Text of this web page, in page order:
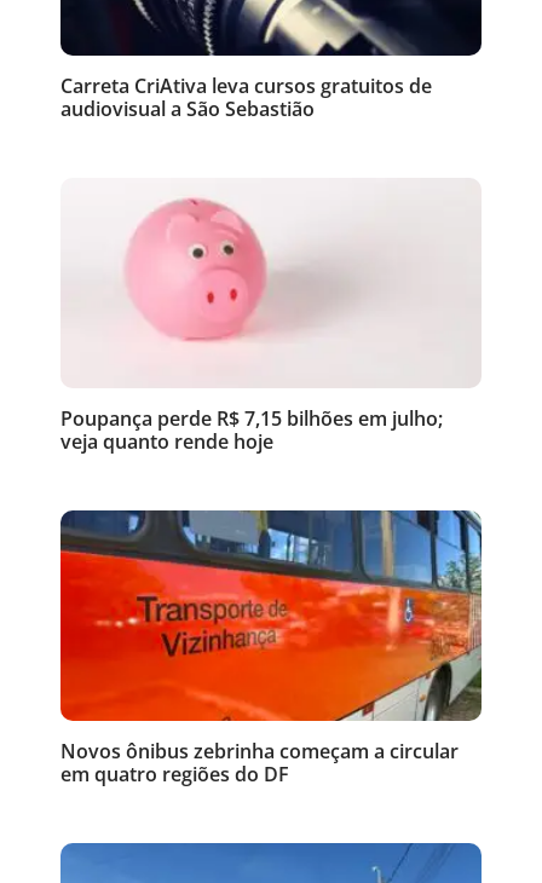
Carreta CriAtiva leva cursos gratuitos de
audiovisual a São Sebastião
Poupança perde R$ 7,15 bilhões em julho;
veja quanto rende hoje
Novos ônibus zebrinha começam a circular
em quatro regiões do DF